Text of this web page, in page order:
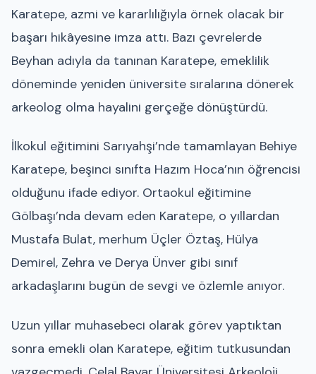
Karatepe, azmi ve kararlılığıyla örnek olacak bir
başarı hikâyesine imza attı. Bazı çevrelerde
Beyhan adıyla da tanınan Karatepe, emeklilik
döneminde yeniden üniversite sıralarına dönerek
arkeolog olma hayalini gerçeğe dönüştürdü.
İlkokul eğitimini Sarıyahşi’nde tamamlayan Behiye
Karatepe, beşinci sınıfta Hazım Hoca’nın öğrencisi
olduğunu ifade ediyor. Ortaokul eğitimine
Gölbaşı’nda devam eden Karatepe, o yıllardan
Mustafa Bulat, merhum Üçler Öztaş, Hülya
Demirel, Zehra ve Derya Ünver gibi sınıf
arkadaşlarını bugün de sevgi ve özlemle anıyor.
Uzun yıllar muhasebeci olarak görev yaptıktan
sonra emekli olan Karatepe, eğitim tutkusundan